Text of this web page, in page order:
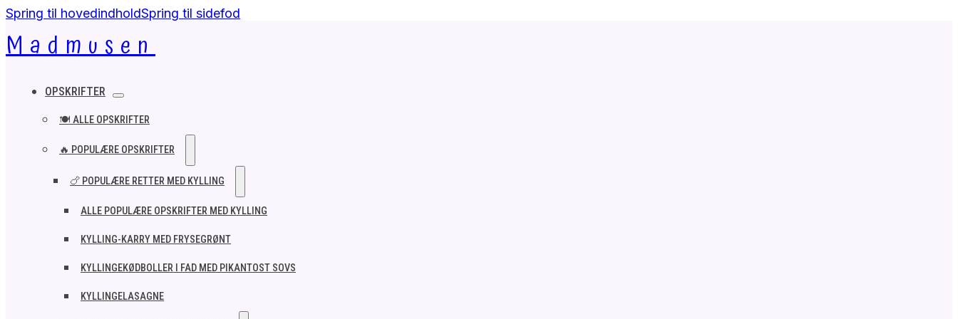
Spring til hovedindholdSpring til sidefod
Madmusen
OPSKRIFTER
🍽️ ALLE OPSKRIFTER
🔥 POPULÆRE OPSKRIFTER
🍗 POPULÆRE RETTER MED KYLLING
ALLE POPULÆRE OPSKRIFTER MED KYLLING
KYLLING-KARRY MED FRYSEGRØNT
KYLLINGEKØDBOLLER I FAD MED PIKANTOST SOVS
KYLLINGELASAGNE